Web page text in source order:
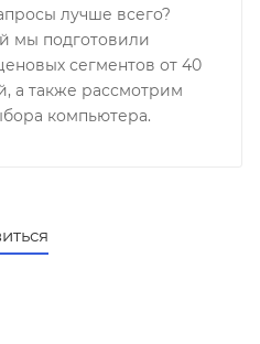
лучше всего?
мы подготовили
сегментов от 40
а также рассмотрим
компьютера.